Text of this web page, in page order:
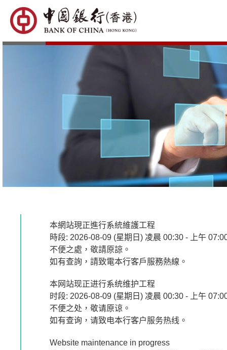
本網站現正進行系統維護工程
時段: 2026-08-09 (星期日) 凌晨 00:30 - 上午
不便之處，敬請原諒。
如有查詢，請致電本行客戶服務熱線。
本网站现正进行系统维护工程
时段: 2026-08-09 (星期日) 凌晨 00:30 - 上午
不便之处，敬请原谅。
如有查询，请致电本行客户服务热线。
Website maintenance in progress